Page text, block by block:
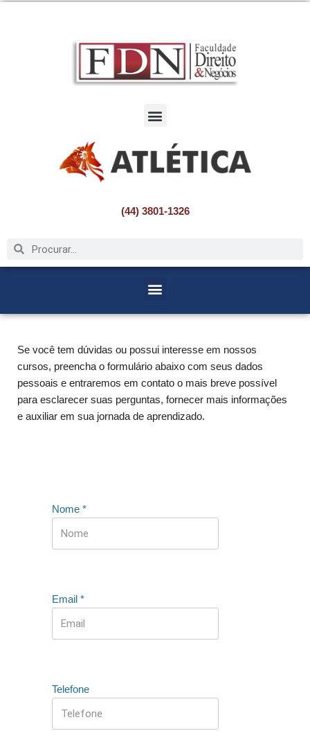
(44) 3801-1326
Se você tem dúvidas ou possui interesse em nossos
cursos, preencha o formulário abaixo com seus dados
pessoais e entraremos em contato o mais breve possível
para esclarecer suas perguntas, fornecer mais informações
e auxiliar em sua jornada de aprendizado.
Nome *
Email *
Telefone